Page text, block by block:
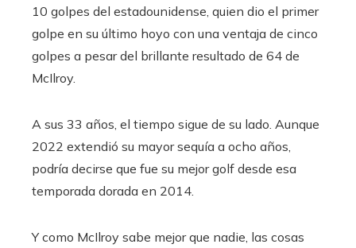
10 golpes del estadounidense, quien dio el primer
golpe en su último hoyo con una ventaja de cinco
golpes a pesar del brillante resultado de 64 de
McIlroy.
A sus 33 años, el tiempo sigue de su lado. Aunque
2022 extendió su mayor sequía a ocho años,
podría decirse que fue su mejor golf desde esa
temporada dorada en 2014.
Y como McIlroy sabe mejor que nadie, las cosas